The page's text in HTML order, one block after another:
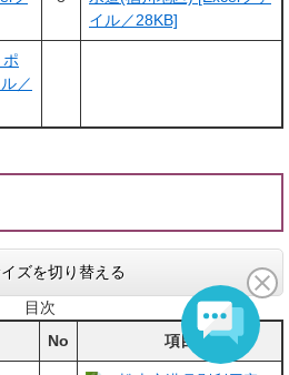
イル／28KB]
／
ズを切り替える
目次
No 項目